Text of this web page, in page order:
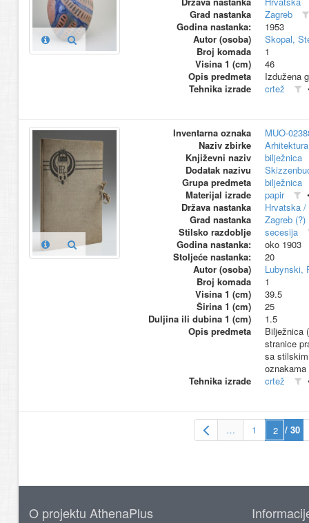
Grad nastanka
Zagreb
Godina nastanka:
1953
Autor (osoba)
Skopal,
Broj komada
1
Visina 1 (cm)
46
Opis predmeta
Izdužena
Tehnika izrade
crtež
Inventarna oznaka
MUO-
Naziv zbirke
Arhitektura
Književni naziv
bilježnica
Dodatak nazivu
Grupa predmeta
bilježnica
Materijal izrade
papir
Država nastanka
Hrvatska
Grad nastanka
Zagreb (?)
Stilsko razdoblje
secesija
Godina nastanka:
oko 1903
Stoljeće nastanka:
20
Autor (osoba)
Lubynski,
Broj komada
1
Visina 1 (cm)
39.5
Širina 1 (cm)
25
Duljina ili dubina 1 (cm)
1.5
Opis predmeta
Bilježnica
stranice
sa
Tehnika izrade
crtež
… 1 / 30
O projektu AthenaPlus